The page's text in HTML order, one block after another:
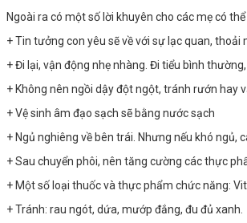
Ngoài ra có một số lời khuyên cho các mẹ có
+ Tin tưởng con yêu sẽ về với sự lạc quan, thoải
+ Đi lại, vận động nhẹ nhàng. Đi tiểu bình
+ Không nên ngồi dậy đột ngột, tránh rướn hay
+ Vệ sinh âm đạo sạch sẽ bằng nước sạch
+ Ngủ nghiêng về bên trái. Nhưng nếu khó ngủ,
+ Sau chuyển phôi, nên tăng cường các thực
+ Một số loại thuốc và thực phẩm chức năng:
+ Tránh: rau ngót, dứa, mướp đắng, đu đủ xanh.